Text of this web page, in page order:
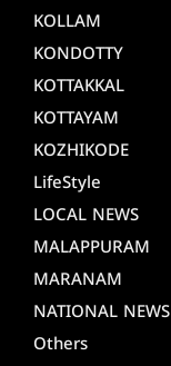
KOLLAM
KONDOTTY
KOTTAKKAL
KOTTAYAM
KOZHIKODE
LifeStyle
LOCAL NEWS
MALAPPURAM
MARANAM
NATIONAL NEWS
Others